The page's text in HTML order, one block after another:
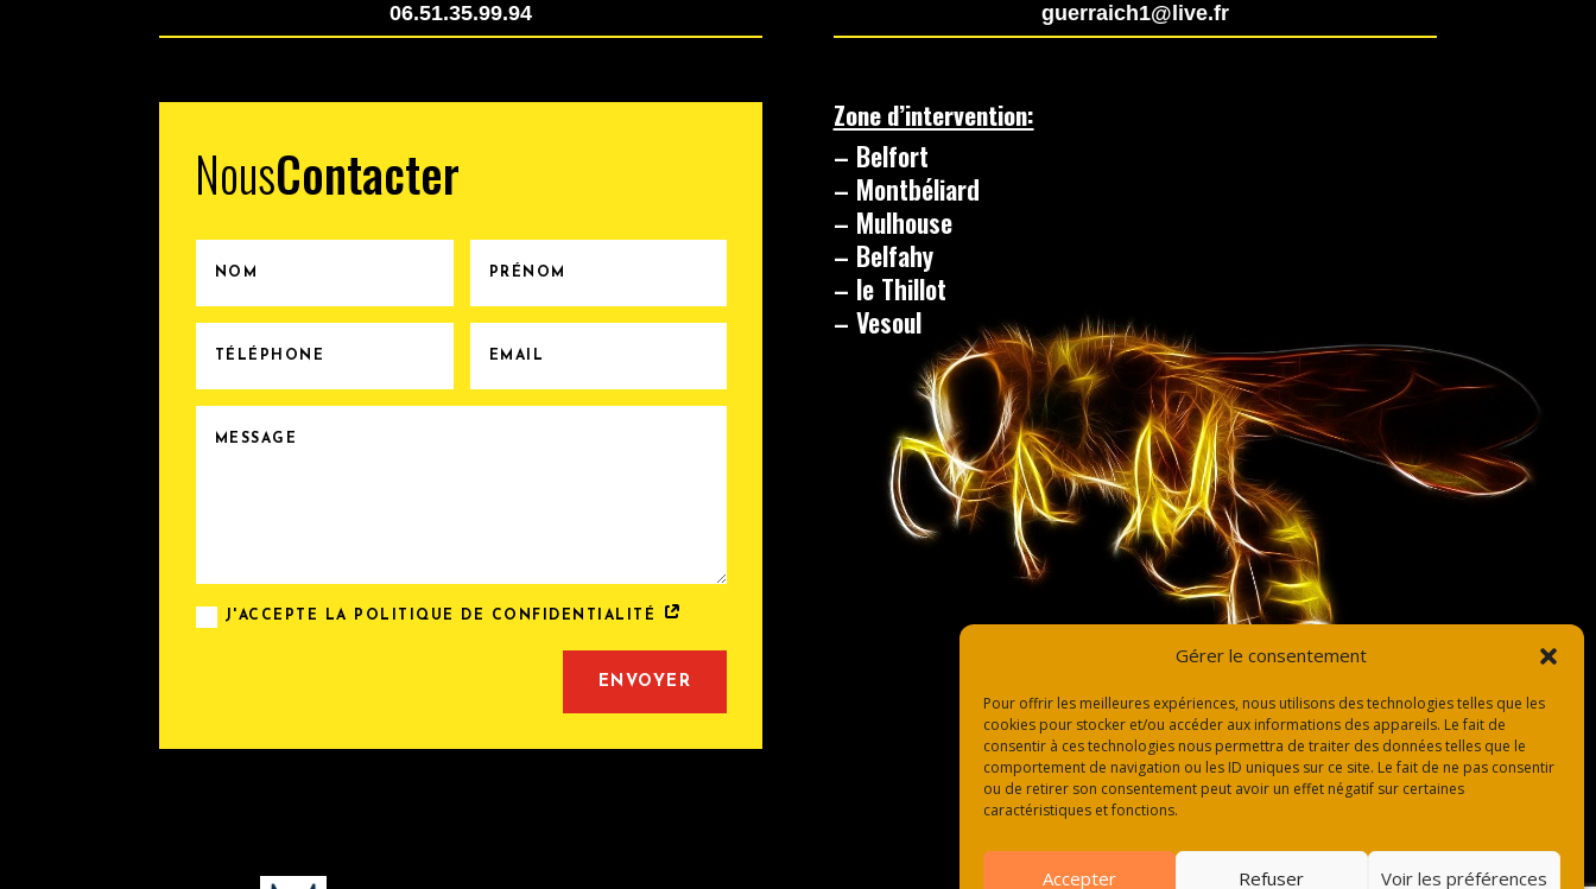
Gérer le consentement
Pour offrir les meilleures expériences, nous utilisons des technologies telles que les
cookies pour stocker et/ou accéder aux informations des appareils. Le fait de
consentir à ces technologies nous permettra de traiter des données telles que le
comportement de navigation ou les ID uniques sur ce site. Le fait de ne pas consentir
ou de retirer son consentement peut avoir un effet négatif sur certaines
caractéristiques et fonctions.
Accepter Refuser Voir les préférences
06.51.35.99.94 guerraich1@live.fr
NousContacter
J'ACCEPTE LA POLITIQUE DE CONFIDENTIALITÉ
ENVOYER
Zone d’intervention:
– Belfort
– Montbéliard
– Mulhouse
– Belfahy
– le Thillot
– Vesoul